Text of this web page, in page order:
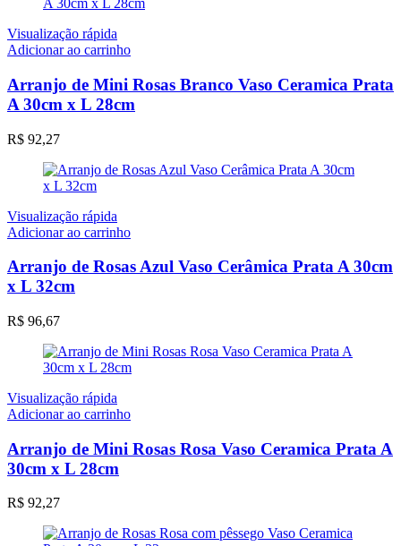
Visualização rápida
Adicionar ao carrinho
Arranjo de Mini Rosas Branco Vaso Ceramica Prata
A 30cm x L 28cm
R$ 92,27
Visualização rápida
Adicionar ao carrinho
Arranjo de Rosas Azul Vaso Cerâmica Prata A 30cm
x L 32cm
R$ 96,67
Visualização rápida
Adicionar ao carrinho
Arranjo de Mini Rosas Rosa Vaso Ceramica Prata A
30cm x L 28cm
R$ 92,27